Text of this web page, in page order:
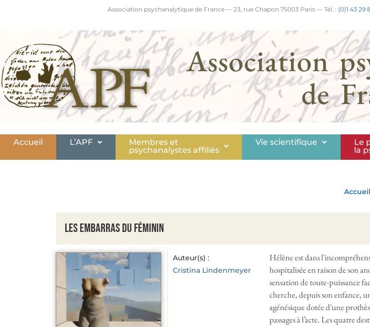
Association psychanalytique de France — 23, rue Chapon 75003 Paris — Tél. : (0)1 43 29
Association
de
Accueil L’APF
Membres et
psychanalystes affiliés
Vie scientifique
Le
la
Accueil
Les embarras du féminin
Auteur(s) :
Cristina Lindenmeyer
Hélène est dans
hospitalisée en raison de son
sensation de toute-puissance
cherche, depuis son enfance,
agénésique dotée d'une
passages à l’acte. Les quatre